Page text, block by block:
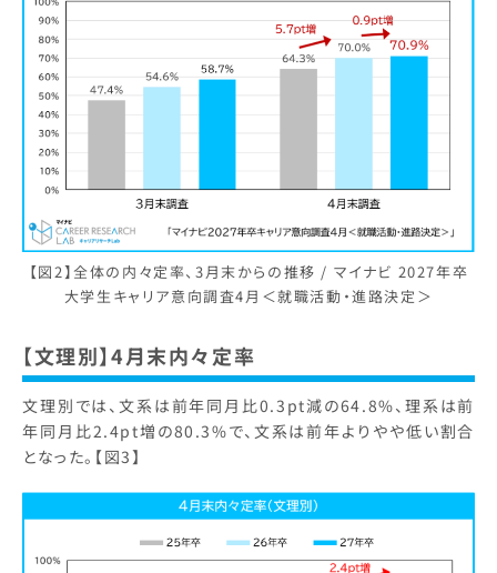
【図2】全体の内々定率、3月末からの推移 / マイナビ 2027年卒
大学生キャリア意向調査4月＜就職活動・進路決定＞
【文理別】4月末内々定率
文理別では、文系は前年同月比0.3pt減の64.8%、理系は前
年同月比2.4pt増の80.3%で、文系は前年よりやや低い割合
となった。【図3】